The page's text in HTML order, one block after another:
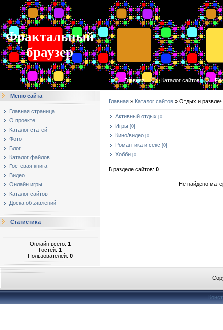
Фрактальный
браузер
Главная Каталог сайтов
Меню сайта
Главная страница
О проекте
Каталог статей
Фото
Блог
Каталог файлов
Гостевая книга
Видео
Онлайн игры
Каталог сайтов
Доска объявлений
Статистика
Онлайн всего: 1
Гостей: 1
Пользователей: 0
Главная » Каталог сайтов » Отдых и
Активный отдых [0]
Игры [0]
Кино/видео [0]
Романтика и секс [0]
Хобби [0]
В разделе сайтов: 0
Не найдено